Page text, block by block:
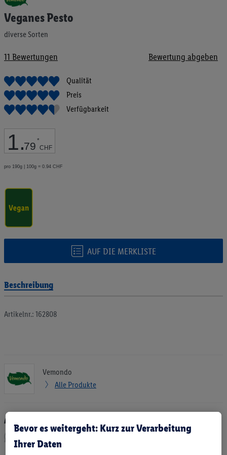
Veganes Pesto
diverse Sorten
11 Bewertungen Bewertung abgeben
Qualität
Preis
Verfügbarkeit
1.79 *
CHF
pro 190g | 100g = 0.94 CHF
AUF DIE MERKLISTE
Anfang
der
Bildgalerie
springen
Beschreibung
Artikelnr.: 162808
Vemondo
Alle Produkte
Artikel empfehlen:
Bevor es weitergeht: Kurz zur Verarbeitung
Ihrer Daten